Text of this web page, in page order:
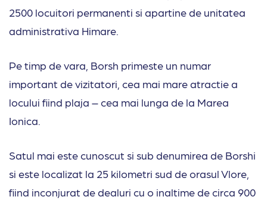
2500 locuitori permanenti si apartine de unitatea
administrativa Himare.
Pe timp de vara, Borsh primeste un numar
important de vizitatori, cea mai mare atractie a
locului fiind plaja – cea mai lunga de la Marea
Ionica.
Satul mai este cunoscut si sub denumirea de Borshi
si este localizat la 25 kilometri sud de orasul Vlore,
fiind inconjurat de dealuri cu o inaltime de circa 900